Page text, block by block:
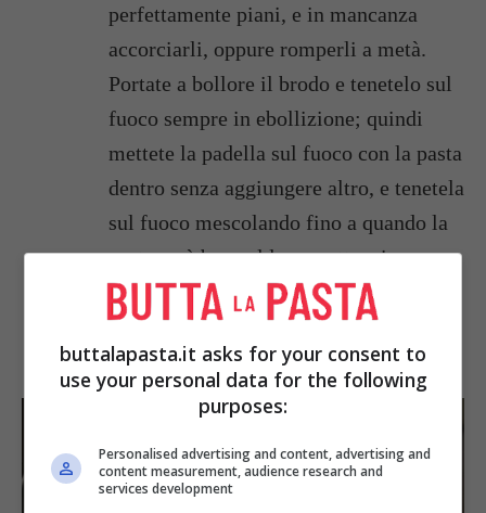
perfettamente piani, e in mancanza
accorciarli, oppure romperli a metà.
Portate a bollore il brodo e tenetelo sul
fuoco sempre in ebollizione; quindi
mettete la padella sul fuoco con la pasta
dentro senza aggiungere altro, e tenetela
sul fuoco mescolando fino a quando la
pasta sarà ben calda, ma attenzione non
dovete tostarla deve essere solo ben
calda.
buttalapasta.it asks for your consent to
use your personal data for the following
purposes:
Personalised advertising and content, advertising and
content measurement, audience research and
services development